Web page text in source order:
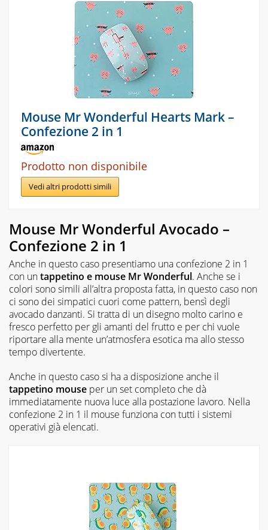
Mouse Mr Wonderful Hearts Mark –
Confezione 2 in 1
Prodotto non disponibile
Vedi altri prodotti simili
Mouse Mr Wonderful Avocado –
Confezione 2 in 1
Anche in questo caso presentiamo una confezione 2 in 1
con untappetino e mouse Mr Wonderful. Anche se i
colori sono simili all’altra proposta fatta, in questo caso non
ci sono dei simpatici cuori come pattern, bensì degli
avocado danzanti. Si tratta di un disegno molto carino e
fresco perfetto per gli amanti del frutto e per chi vuole
riportare alla mente un’atmosfera esotica ma allo stesso
tempo divertente.
Anche in questo caso si ha a disposizione anche il
tappetino mouse per un set completo che dà
immediatamente nuova luce alla postazione lavoro. Nella
confezione 2 in 1 il mouse funziona con tutti i sistemi
operativi già elencati.